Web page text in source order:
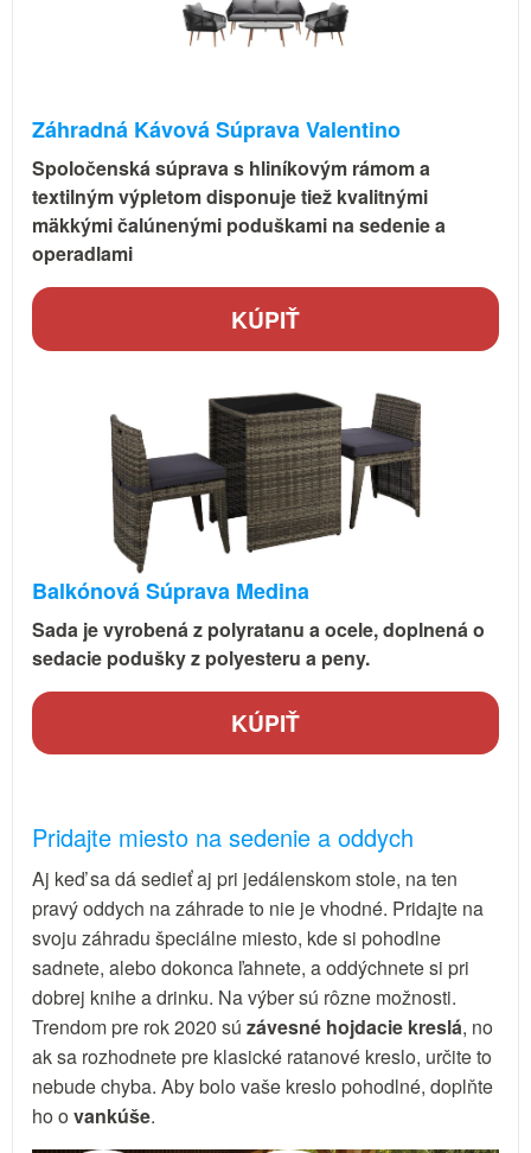
Záhradná Kávová Súprava Valentino
Spoločenská súprava s hliníkovým rámom a
textilným výpletom disponuje tiež kvalitnými
mäkkými čalúnenými poduškami na sedenie a
operadlami
KÚPIŤ
Balkónová Súprava Medina
Sada je vyrobená z polyratanu a ocele, doplnená o
sedacie podušky z polyesteru a peny.
KÚPIŤ
Pridajte miesto na sedenie a oddych
Aj keď sa dá sedieť aj pri jedálenskom stole, na ten
pravý oddych na záhrade to nie je vhodné. Pridajte na
svoju záhradu špeciálne miesto, kde si pohodlne
sadnete, alebo dokonca ľahnete, a oddýchnete si pri
dobrej knihe a drinku. Na výber sú rôzne možnosti.
Trendom pre rok 2020 sú závesné hojdacie kreslá, no
ak sa rozhodnete pre klasické ratanové kreslo, určite to
nebude chyba. Aby bolo vaše kreslo pohodlné, doplňte
ho o vankúše.